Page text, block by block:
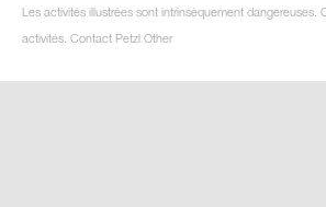
Les activités illustrées sont intrinsèquement
activités. Contact Petzl Other